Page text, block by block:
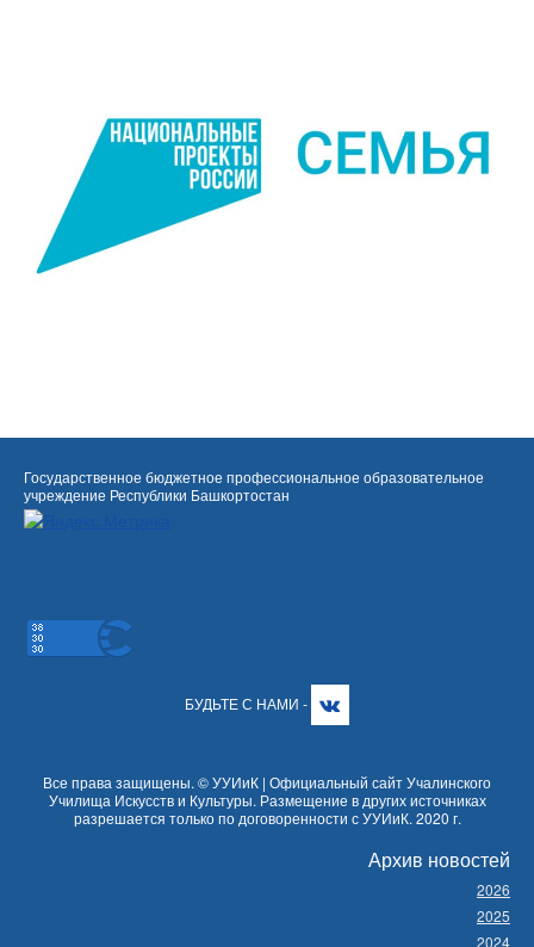
Государственное бюджетное профессиональное образовательное
учреждение Республики Башкортостан
БУДЬТЕ С НАМИ -
Все права защищены. © УУИиК | Официальный сайт Учалинского
Училища Искусств и Культуры. Размещение в других источниках
разрешается только по договоренности с УУИиК. 2020 г.
Архив новостей
2026
2025
2024